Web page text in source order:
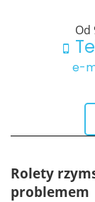
Od
e-
Rolety
problemem